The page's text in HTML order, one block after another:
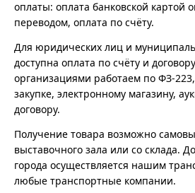
оплаты: оплата банковской картой
переводом, оплата по счёту.
Для юридических лиц и
доступна оплата по счёту и
организациями работаем по ФЗ-
закупке, электронному магазину,
договору.
Получение товара возможно
выставочного зала или со склада.
города осуществляется нашим
любые транспортные компании.